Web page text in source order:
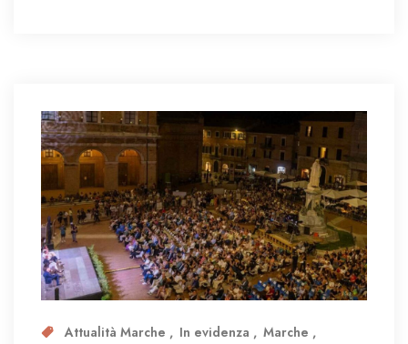
Attualità Marche In evidenza
Marche